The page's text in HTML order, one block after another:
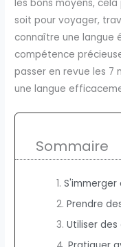
les bons moyens,
soit pour voyager,
connaître une langue
compétence
passer en revue les 7
une langue
Sommaire
S'immerger
Prendre
Utiliser